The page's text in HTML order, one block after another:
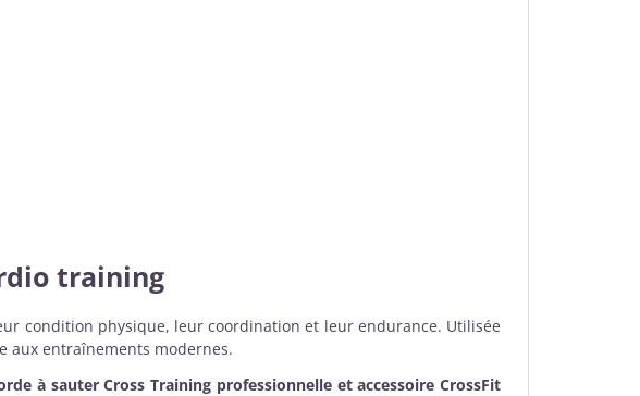
training
condition physique, leur coordination et leur endurance. Utilisée
aux entraînements modernes.
à sauter Cross Training professionnelle etaccessoire CrossFit